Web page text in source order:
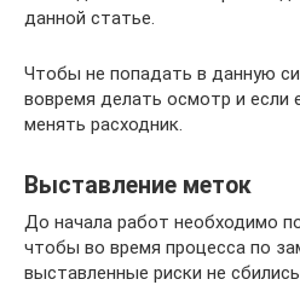
данной статье.
Чтобы не попадать в данную
вовремя делать осмотр и если
менять расходник.
Выставление меток
До начала работ необходимо
чтобы во время процесса по
выставленные риски не